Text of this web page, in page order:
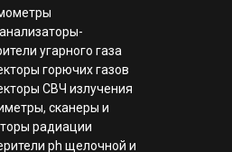
угарного газа
горючих газов
СВЧ излучения
сканеры и
радиации
ph щелочной и